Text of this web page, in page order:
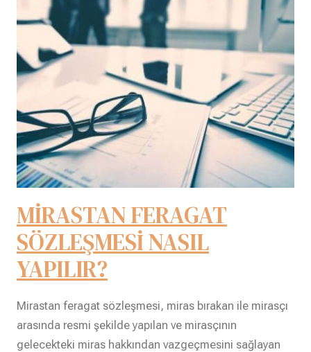
MİRASTAN FERAGAT
SÖZLEŞMESİ NASIL
YAPILIR?
Mirastan feragat sözleşmesi, miras bırakan ile mirasçı
arasında resmi şekilde yapılan ve mirasçının
gelecekteki miras hakkından vazgeçmesini sağlayan